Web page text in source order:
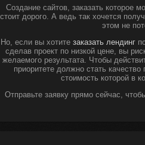
Создание сайтов, заказать которое
стоит дорого. А ведь так хочется
этом не
Но, если вы хотите заказать лендинг
сделав проект по низкой цене, вы
желаемого результата. Чтобы
приоритете должно стать
стоимость которой в
Отправьте заявку прямо сейчас,